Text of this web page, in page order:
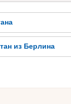
из Берлина